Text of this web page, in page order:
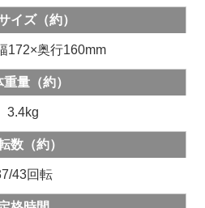
イズ（約）
172×奥行160mm
量（約）
3.4kg
数（約）
43回転